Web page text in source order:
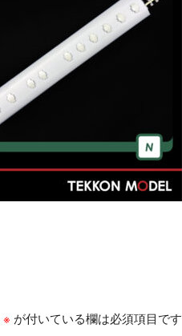
※ が付いている欄は必須項目です